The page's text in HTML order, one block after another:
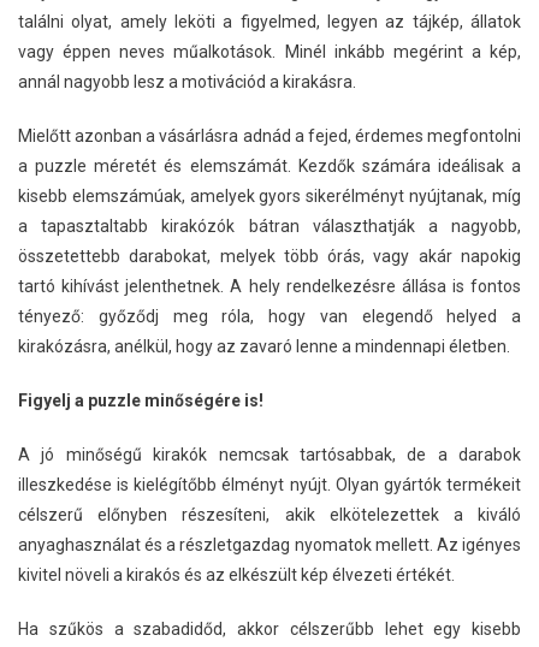
találni olyat, amely leköti a figyelmed, legyen az tájkép, állatok
vagy éppen neves műalkotások. Minél inkább megérint a kép,
annál nagyobb lesz a motivációd a kirakásra.
Mielőtt azonban a vásárlásra adnád a fejed, érdemes megfontolni
a puzzle méretét és elemszámát. Kezdők számára ideálisak a
kisebb elemszámúak, amelyek gyors sikerélményt nyújtanak, míg
a tapasztaltabb kirakózók bátran választhatják a nagyobb,
összetettebb darabokat, melyek több órás, vagy akár napokig
tartó kihívást jelenthetnek. A hely rendelkezésre állása is fontos
tényező: győződj meg róla, hogy van elegendő helyed a
kirakózásra, anélkül, hogy az zavaró lenne a mindennapi életben.
Figyelj a puzzle minőségére is!
A jó minőségű kirakók nemcsak tartósabbak, de a darabok
illeszkedése is kielégítőbb élményt nyújt. Olyan gyártók termékeit
célszerű előnyben részesíteni, akik elkötelezettek a kiváló
anyaghasználat és a részletgazdag nyomatok mellett. Az igényes
kivitel növeli a kirakós és az elkészült kép élvezeti értékét.
Ha szűkös a szabadidőd, akkor célszerűbb lehet egy kisebb